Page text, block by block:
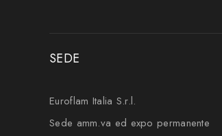
SEDE
Euroflam Italia S.r.l.
Sede amm.va ed expo permanente